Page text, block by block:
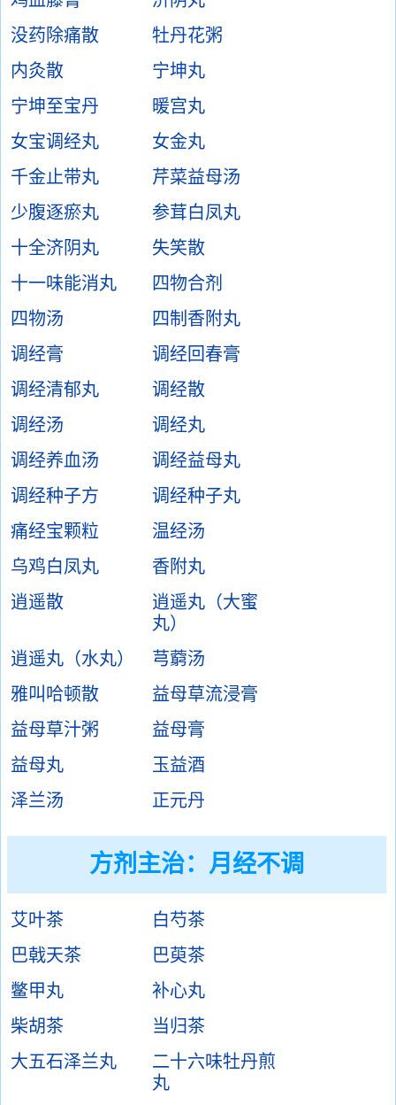
没药除痛散
牡丹花粥
内灸散
宁坤丸
宁坤至宝丹
暖宫丸
女宝调经丸
女金丸
千金止带丸
芹菜益母汤
少腹逐瘀丸
参茸白凤丸
十全济阴丸
失笑散
十一味能消丸
四物合剂
四物汤
四制香附丸
调经膏
调经回春膏
调经清郁丸
调经散
调经汤
调经丸
调经养血汤
调经益母丸
调经种子方
调经种子丸
痛经宝颗粒
温经汤
乌鸡白凤丸
香附丸
逍遥散
逍遥丸（大蜜
丸）
逍遥丸（水丸）
芎藭汤
雅叫哈顿散
益母草流浸膏
益母草汁粥
益母膏
益母丸
玉益酒
泽兰汤
正元丹
方剂主治： 月经不调
艾叶茶
白芍茶
巴戟天茶
巴萸茶
鳖甲丸
补心丸
柴胡茶
当归茶
大五石泽兰丸
二十六味牡丹煎
丸